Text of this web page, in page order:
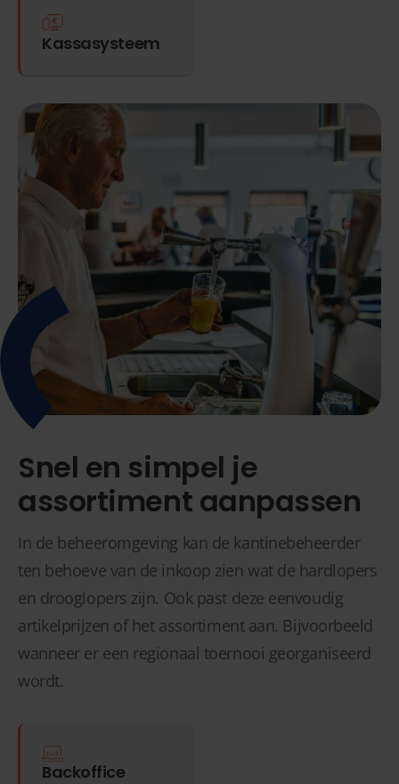
Kassasysteem
Snel en simpel je
assortiment aanpassen
In de beheeromgeving kan de kantinebeheerder
ten behoeve van de inkoop zien wat de hardlopers
en drooglopers zijn. Ook past deze eenvoudig
artikelprijzen of het assortiment aan. Bijvoorbeeld
wanneer er een regionaal toernooi georganiseerd
wordt.
Backoffice